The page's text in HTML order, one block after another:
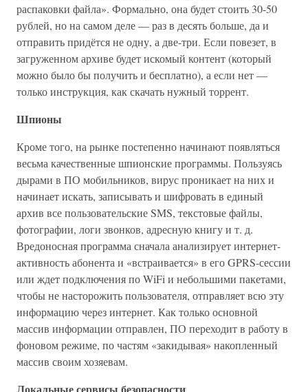
распаковки файла». Формально, она будет стоить 30-50
рублей, но на самом деле — раз в десять больше, да и
отправить придётся не одну, а две-три. Если повезет, в
загруженном архиве будет искомый контент (который
можно было бы получить и бесплатно), а если нет —
только инструкция, как скачать нужный торрент.
Шпионы
Кроме того, на рынке постепенно начинают появляться
весьма качественные шпионские программы. Пользуясь
дырами в ПО мобильников, вирус проникает на них и
начинает искать, записывать и шифровать в единый
архив все пользовательские SMS, текстовые файлы,
фотографии, логи звонков, адресную книгу и т. д.
Вредоносная программа сначала анализирует интернет-
активность абонента и «встраивается» в его GPRS-сессии
или ждет подключения по WiFi и небольшими пакетами,
чтобы не насторожить пользователя, отправляет всю эту
информацию через интернет. Как только основной
массив информации отправлен, ПО переходит в работу в
фоновом режиме, по частям «закидывая» накопленный
массив своим хозяевам.